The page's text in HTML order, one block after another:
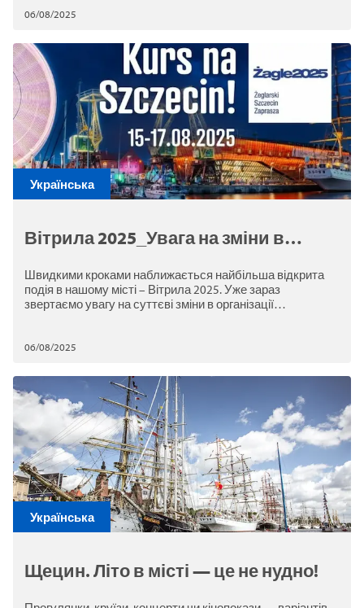
06/08/2025
Українська
Вітрила 2025_Увага на зміни в
міського транспорту
Швидкими кроками наближається найбільша відкрита
подія в нашому місті – Вітрила 2025. Уже зараз
звертаємо увагу на суттєві зміни в організації
06/08/2025
Українська
Щецин. Літо в місті — це не нудно!